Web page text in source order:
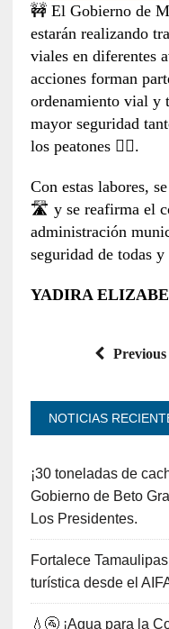
🚧 El Gobierno de
estarán realizando
viales en diferentes
acciones forman
ordenamiento vial y
mayor seguridad
los peatones 🚶‍♀️.
Con estas labores,
🛣️ y se reafirma el
administración
seguridad de todas y
YADIRA
Previous
NOTICIAS
¡30 toneladas de
Gobierno de Beto
Los Presidentes.
Fortalece
turística desde el
💧🚰 ¡Agua para la